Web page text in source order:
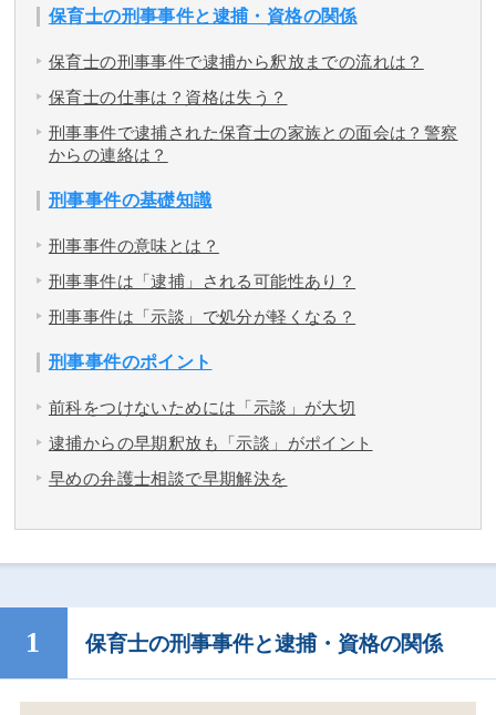
保育士の刑事事件と逮捕・資格の関係
保育士の刑事事件で逮捕から釈放までの流れは？
保育士の仕事は？資格は失う？
刑事事件で逮捕された保育士の家族との面会は？警察
からの連絡は？
刑事事件の基礎知識
刑事事件の意味とは？
刑事事件は「逮捕」される可能性あり？
刑事事件は「示談」で処分が軽くなる？
刑事事件のポイント
前科をつけないためには「示談」が大切
逮捕からの早期釈放も「示談」がポイント
早めの弁護士相談で早期解決を
保育士の刑事事件と逮捕・資格の関係